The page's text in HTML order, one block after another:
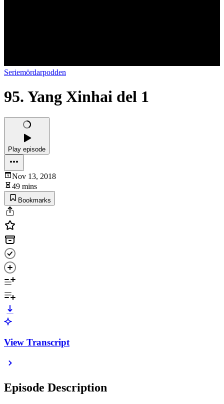
Seriemördarpodden
95. Yang Xinhai del 1
Play episode
Nov 13, 2018
49 mins
Bookmarks
View Transcript
Episode Description